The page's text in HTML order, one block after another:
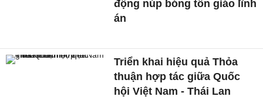
động núp bóng tôn giáo lĩnh
án
Triển khai hiệu quả Thỏa
thuận hợp tác giữa Quốc
hội Việt Nam - Thái Lan